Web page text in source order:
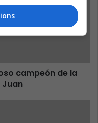
campeón de la
Juan